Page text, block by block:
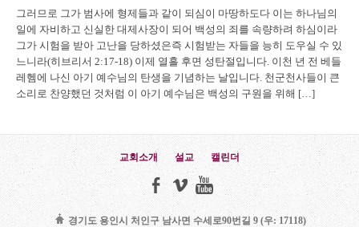
그러므로 그가 범사에 형제들과 같이 되심이 마땅하도다 이는 하나님의
일에 자비하고 신실한 대제사장이 되어 백성의 죄를 속량하려 하심이라
그가 시험을 받아 고난을 당하셨은즉 시험받는 자들을 능히 도우실 수 있
느니라(히브리서 2:17-18) 이제 열흘 후면 성탄절입니다. 이천 년 전 베들
레헴에 나신 아기 예수님의 탄생을 기념하는 날입니다. 천군천사들이 큰
소리로 찬양했던 것처럼 이 아기 예수님은 백성의 구원을 위해 […]
교회소개 설교 캘린더
경기도 용인시 처인구 남사면 수세로90번길 9 (우: 17118)